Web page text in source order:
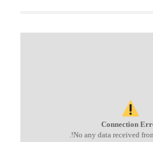
Connection
No any data received